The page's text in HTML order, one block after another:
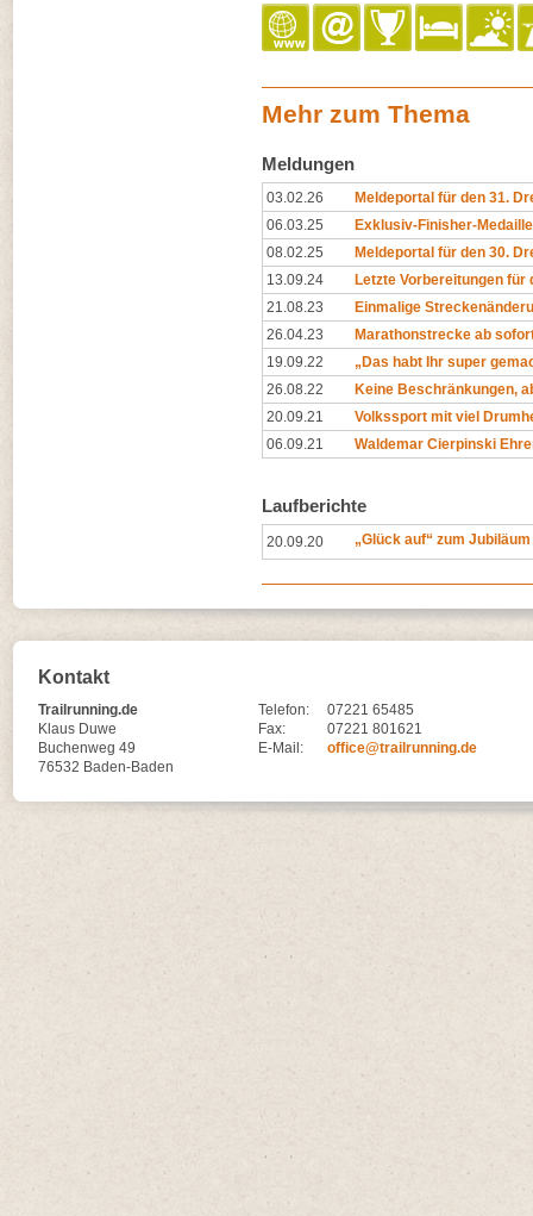
Mehr zum Thema
Meldungen
03.02.26
Meldeportal für den 31.
06.03.25
Exklusiv-Finisher-
08.02.25
Meldeportal für den 30.
13.09.24
Letzte Vorbereitungen
21.08.23
Einmalige
26.04.23
Marathonstrecke ab
19.09.22
„Das habt Ihr super
26.08.22
Keine Beschränkungen,
20.09.21
Volkssport mit viel
06.09.21
Waldemar Cierpinski
Laufberichte
20.09.20 „Glück auf“ zum Jubiläum
Kontakt
Trailrunning.de
Klaus Duwe
Buchenweg 49
76532 Baden-Baden
Telefon:
07221 65485
Fax:
07221 801621
E-Mail:
office@trailrunning.de